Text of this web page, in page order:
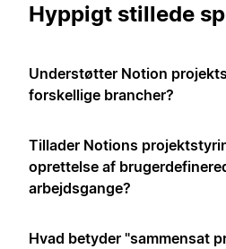
Hyppigt stillede
Understøtter Notion
forskellige brancher?
Tillader Notions
oprettelse af
arbejdsgange?
Hvad betyder "sammensat